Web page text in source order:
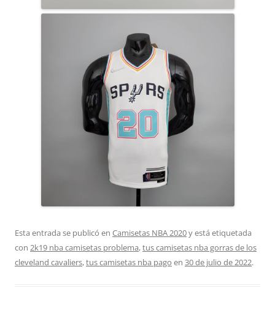
Esta entrada se publicó en Camisetas NBA 2020y está etiquetada
con 2k19 nba camisetas problema,tus camisetas nba gorras de los
cleveland cavaliers,tus camisetas nba pago en 30 de julio de 2022.